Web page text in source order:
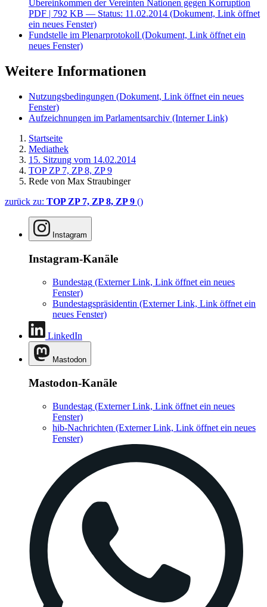
Übereinkommen der Vereinten Nationen gegen Korruption
PDF | 792 KB — Status: 11.02.2014 (Dokument, Link öffnet
ein neues Fenster)
Fundstelle im Plenarprotokoll (Dokument, Link öffnet ein
neues Fenster)
Weitere Informationen
Nutzungsbedingungen (Dokument, Link öffnet ein neues
Fenster)
Aufzeichnungen im Parlamentsarchiv (Interner Link)
Startseite
Mediathek
15. Sitzung vom 14.02.2014
TOP ZP 7, ZP 8, ZP 9
Rede von Max Straubinger
zurück zu: TOP ZP 7, ZP 8, ZP 9 ()
Instagram
Instagram-Kanäle
Bundestag (Externer Link, Link öffnet ein neues
Fenster)
Bundestagspräsidentin (Externer Link, Link öffnet ein
neues Fenster)
LinkedIn
Mastodon
Mastodon-Kanäle
Bundestag (Externer Link, Link öffnet ein neues
Fenster)
hib-Nachrichten (Externer Link, Link öffnet ein neues
Fenster)